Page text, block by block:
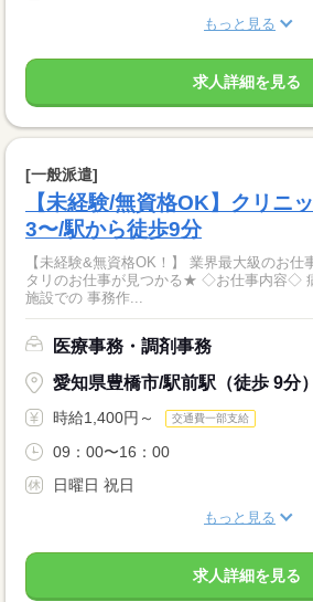
もっと見る
求人詳細を見る
[一般派遣]
【未経験/無資格OK】クリニ
3〜/駅から徒歩9分
【未経験&無資格OK！】 業界最大級のお仕
タリのお仕事が見つかる★ ◇お仕事内容◇ 病院やクリニック、介護
施設での 事務作...
医療事務・調剤事務
愛知県豊橋市/駅前駅（徒歩 9分）
時給1,400円～ 交通費一部支給
09：00〜16：00
日曜日 祝日
もっと見る
求人詳細を見る